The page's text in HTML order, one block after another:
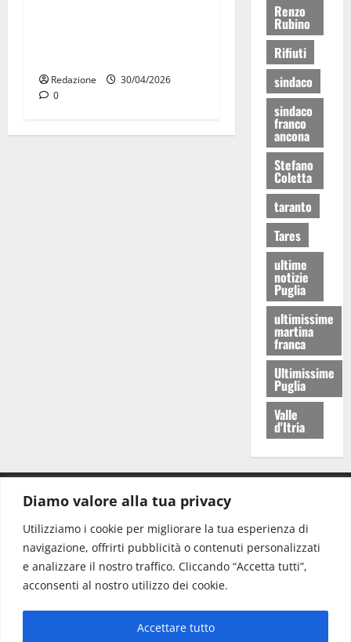
Diamo valore alla tua privacy
Utilizziamo i cookie per migliorare la tua esperienza di
navigazione, offrirti pubblicità o contenuti personalizzati
e analizzare il nostro traffico. Cliccando “Accetta tutti”,
acconsenti al nostro utilizzo dei cookie.
Accettare tutto
Redazione
30/04/2026
0
Renzo
Rubino
Rifiuti
sindaco
sindaco
franco
ancona
Stefano
Coletta
taranto
Tares
ultime
notizie
Puglia
ultimissime
martina
franca
Ultimissime
Puglia
Valle
d'Itria
Redazione: redazione@www.martinasera.it
Direttore:direttore@www.martinasera.it
Info & Commerciale:info@www.martinasera.it